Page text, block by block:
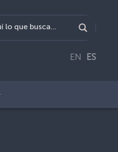
EN ES